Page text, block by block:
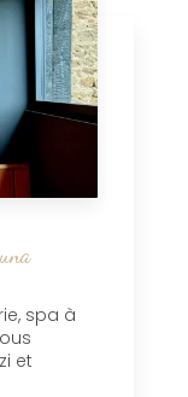
spa à
et